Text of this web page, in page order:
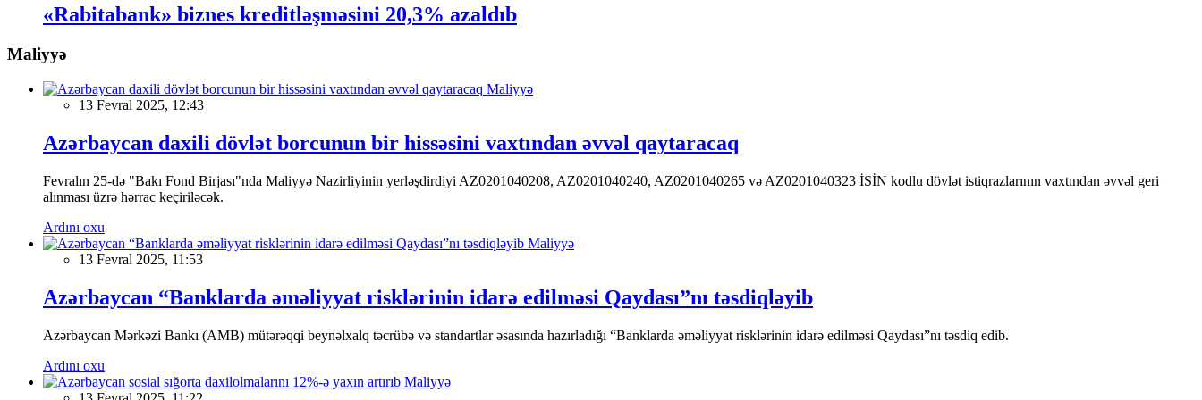
«Rabitabank» biznes kreditləşməsini 20,3% azaldıb
Maliyyə
Maliyyə
13 Fevral 2025, 12:43
Azərbaycan daxili dövlət borcunun bir hissəsini vaxtından əvvəl qaytaracaq
Fevralın 25-də "Bakı Fond Birjası"nda Maliyyə Nazirliyinin yerləşdirdiyi AZ0201040208, AZ0201040240, AZ0201040265 və AZ0201040323 İSİN kodlu dövlət istiqrazlarının vaxtından əvvəl geri
alınması üzrə hərrac keçiriləcək.
Ardını oxu
Maliyyə
13 Fevral 2025, 11:53
Azərbaycan “Banklarda əməliyyat risklərinin idarə edilməsi Qaydası”nı təsdiqləyib
Azərbaycan Mərkəzi Bankı (AMB) mütərəqqi beynəlxalq təcrübə və standartlar əsasında hazırladığı “Banklarda əməliyyat risklərinin idarə edilməsi Qaydası”nı təsdiq edib.
Ardını oxu
Maliyyə